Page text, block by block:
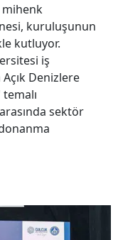
kuruluşunun
kutluyor.
iş
Denizlere
sektör